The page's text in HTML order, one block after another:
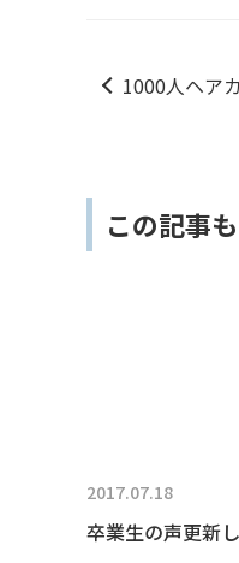
1000人ヘア
この記事
2017.07.18
卒業生の声更新